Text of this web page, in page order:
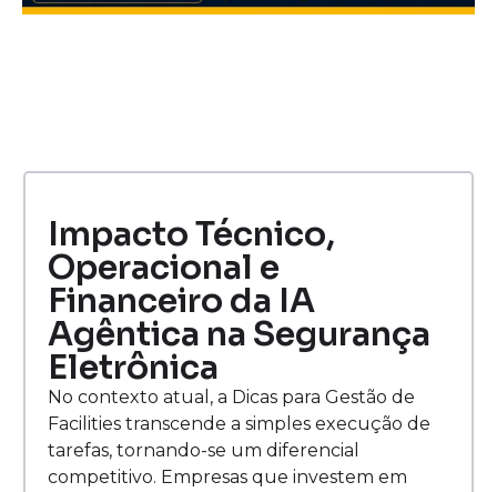
Impacto Técnico,
Operacional e
Financeiro da IA
Agêntica na Segurança
Eletrônica
No contexto atual, a Dicas para Gestão de
Facilities transcende a simples execução de
tarefas, tornando-se um diferencial
competitivo. Empresas que investem em